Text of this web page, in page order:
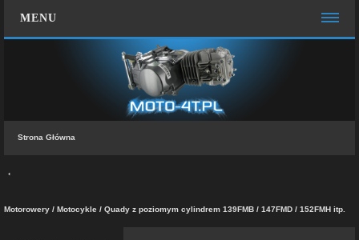
MENU
Zespół administracyjny
FAQ
Strona Główna
Motorowery / Motocykle / Quady z poziomym cylindrem 139FMB / 147FMD / 152FMH itp.